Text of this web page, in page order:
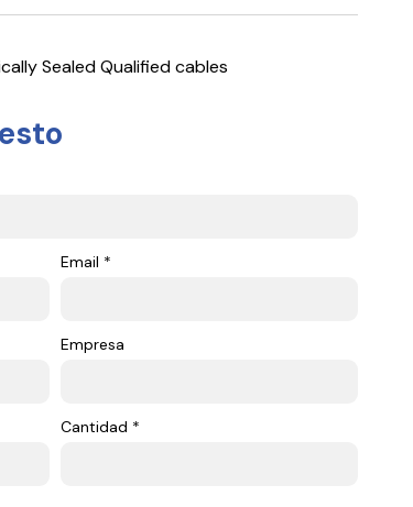
Sealed Qualified cables
Email *
Empresa
Cantidad *